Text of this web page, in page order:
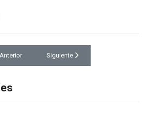
anterior: Entrega de Proyecto para
Anterior Artículo siguiente: Limpieza de Via
Siguiente